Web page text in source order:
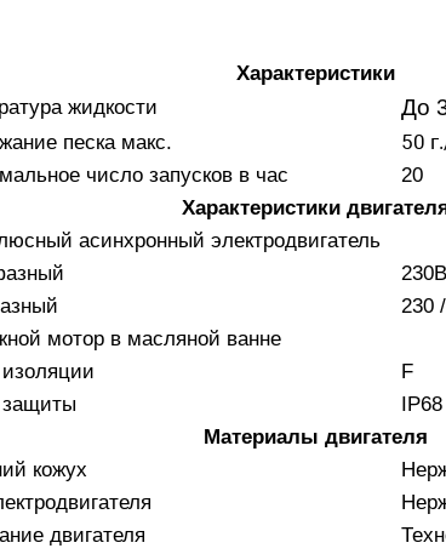
Характеристики
жидкости
До
песка макс.
50
число запусков в час
20
Характеристики
асинхронный электродвигатель
230
мотор в масляной ванне
F
IP68
Материалы двигателя
кожух
двигателя